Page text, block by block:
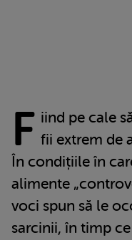
F iind pe cale
fii extrem de
În condițiile în
alimente
voci spun să le
sarcinii, în timp